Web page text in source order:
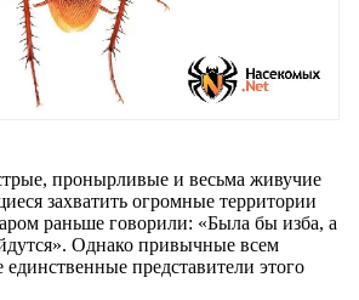
пронырливые и весьма живучие
захватить огромные территории
раньше говорили: «Была бы изба, а
Однако привычные всем
единственные представители этого